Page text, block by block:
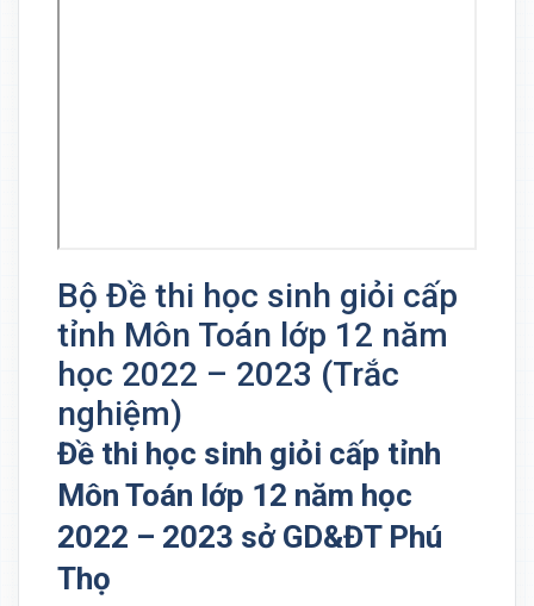
Bộ Đề thi học sinh giỏi cấp
tỉnh Môn Toán lớp 12 năm
học 2022 – 2023 (Trắc
nghiệm)
Đề thi học sinh giỏi cấp tỉnh
Môn Toán lớp 12 năm học
2022 – 2023 sở GD&ĐT Phú
Thọ